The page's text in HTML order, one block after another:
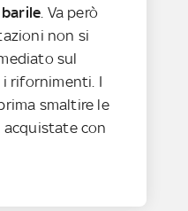
. Va però
non si
sul
rifornimenti. I
smaltire le
acquistate con